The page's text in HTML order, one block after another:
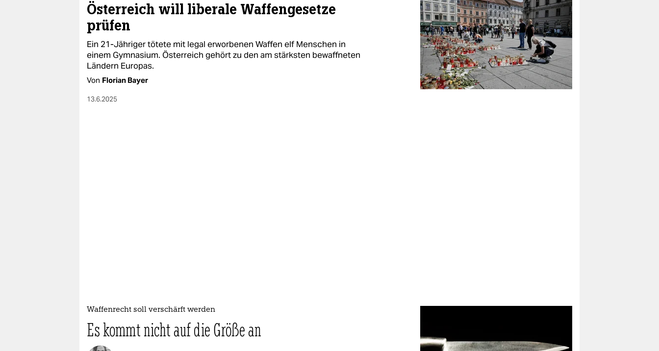
Österreich will liberale Waffengesetze
prüfen
Ein 21-Jähriger tötete mit legal erworbenen Waffen elf Menschen in
einem Gymnasium. Österreich gehört zu den am stärksten bewaffneten
Ländern Europas.
Von Florian Bayer
13.6.2025
Waffenrecht soll verschärft werden
Es kommt nicht auf die Größe an